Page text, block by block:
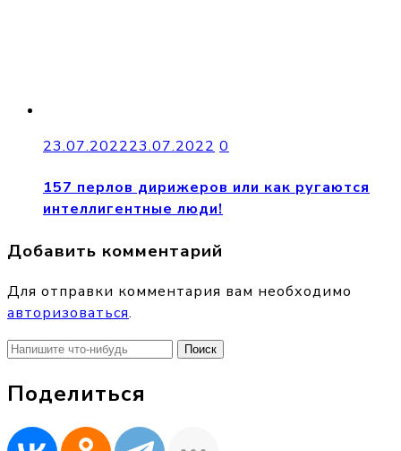
23.07.202223.07.2022 0
157 перлов дирижеров или как ругаются
интеллигентные люди!
Добавить комментарий
Для отправки комментария вам необходимо
авторизоваться.
Найти:
Поделиться